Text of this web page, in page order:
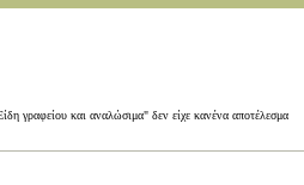
γραφείου και αναλώσιμα" δεν είχε κανένα αποτέλεσμα